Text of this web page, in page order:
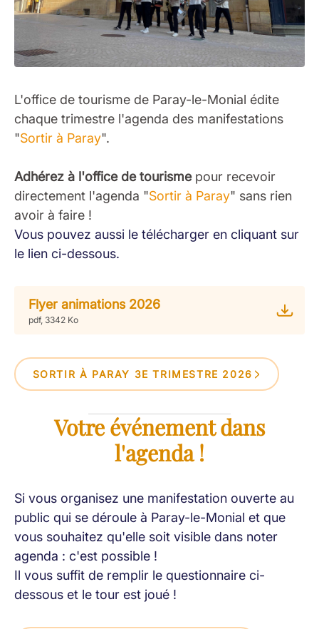
L'office de tourisme de Paray-le-Monial édite
chaque trimestre l'agenda des manifestations
"Sortir à Paray".
Adhérez à l'office de tourismepour recevoir
directement l'agenda "Sortir à Paray" sans rien
avoir à faire !
Vous pouvez aussi le télécharger en cliquant sur
le lien ci-dessous.
Flyer animations 2026
pdf, 3342 Ko
SORTIR À PARAY 3E TRIMESTRE 2026
Votre événement dans
l'agenda !
Si vous organisez une manifestation ouverte au
public qui se déroule à Paray-le-Monial et que
vous souhaitez qu'elle soit visible dans noter
agenda : c'est possible !
Il vous suffit de remplir le questionnaire ci-
dessous et le tour est joué !